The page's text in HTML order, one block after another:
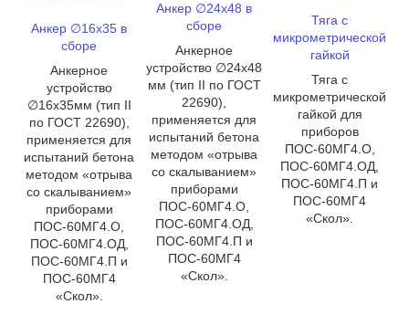
Анкер ∅16х35 в
сборе
Анкерное
устройство
∅16х35мм (тип II
по ГОСТ 22690),
применяется для
испытаний бетона
методом «отрыва
со скалыванием»
приборами
ПОС-60МГ4.О,
ПОС-60МГ4.ОД,
ПОС-60МГ4.П и
ПОС-60МГ4
«Скол».
Анкер ∅24х48 в
сборе
Анкерное
устройство ∅24х48
мм (тип II по ГОСТ
22690),
применяется для
испытаний бетона
методом «отрыва
со скалыванием»
приборами
ПОС-60МГ4.О,
ПОС-60МГ4.ОД,
ПОС-60МГ4.П и
ПОС-60МГ4
«Скол».
Тяга с
микрометрической
гайкой
Тяга с
микрометрической
гайкой для
приборов
ПОС-60МГ4.О,
ПОС-60МГ4.ОД,
ПОС-60МГ4.П и
ПОС-60МГ4
«Скол».